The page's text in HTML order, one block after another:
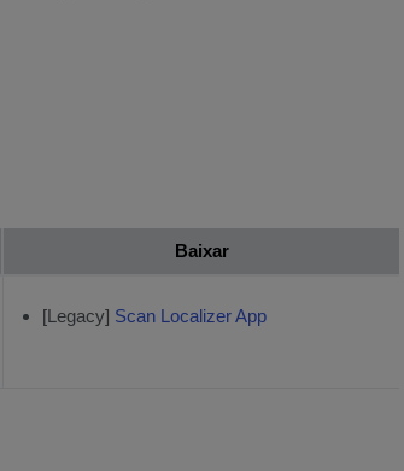
Baixar
[Legacy] Scan Localizer App